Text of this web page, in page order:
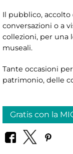
Il pubblico, accolto
conversazioni o a
collezioni, per una
museali.
Tante occasioni
patrimonio, delle
Gratis con la